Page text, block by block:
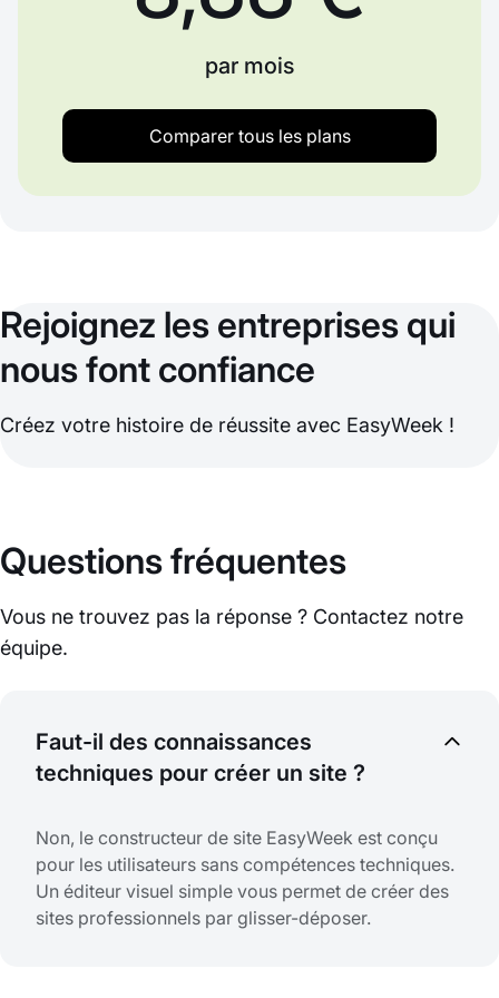
par mois
Comparer tous les plans
Rejoignez les entreprises qui
nous font confiance
Créez votre histoire de réussite avec EasyWeek !
Questions fréquentes
Vous ne trouvez pas la réponse ? Contactez notre
équipe.
Faut-il des connaissances
techniques pour créer un site ?
Non, le constructeur de site EasyWeek est conçu
pour les utilisateurs sans compétences techniques.
Un éditeur visuel simple vous permet de créer des
sites professionnels par glisser-déposer.